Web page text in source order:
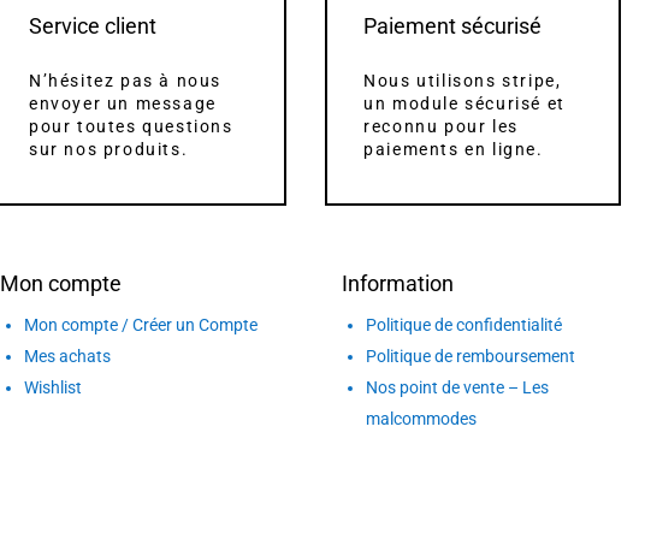
Service client
N’hésitez pas à nous
envoyer un message
pour toutes questions
sur nos produits.
Paiement sécurisé
Nous utilisons stripe,
un module sécurisé et
reconnu pour les
paiements en ligne.
Mon compte
Mon compte / Créer un Compte
Mes achats
Wishlist
Information
Politique de confidentialité
Politique de remboursement
Nos point de vente – Les
malcommodes